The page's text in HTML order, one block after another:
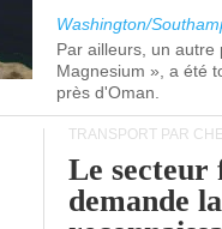
Washington/
Par ailleurs, un autre
Magnesium », a été
près d'Oman.
TRANSPORT PAR
Le
demande la